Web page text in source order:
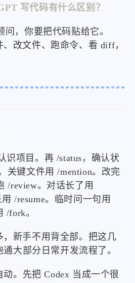
写代码有什么区别？
问，你要把代码贴给它。
改文件、跑命令、看 diff，
识项目。再 /status，确认状
关键文件用 /mention。改完
/review。对话长了用
/resume。临时问一句用
/fork。
，新手不用背全部。把这几
大部分日常开发流程了。
。先把 Codex 当成一个很